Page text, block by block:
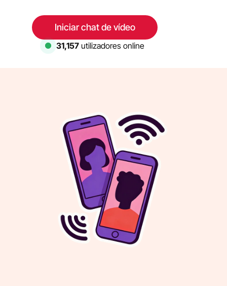
Iniciar chat de vídeo
31,157 utilizadores online